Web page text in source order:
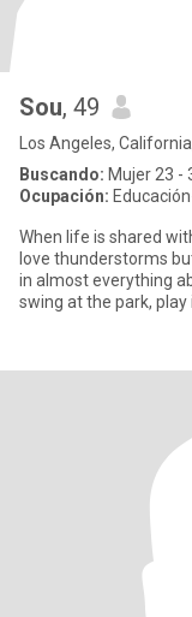
Sou, 49
Los Angeles,
Buscando: Mujer 23 -
Ocupación:
When life is shared
love thunderstorms
in almost everything
swing at the park, play